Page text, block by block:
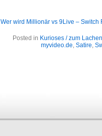
Wer wird Millionär vs 9Live – Switch
Posted in Kurioses / zum Lachen
myvideo.de, Satire,